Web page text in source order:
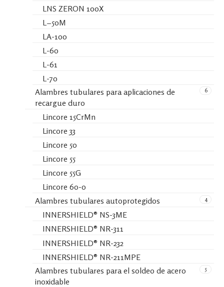
LNS ZERON 100X
L−50M
LA-100
L-60
L-61
L-70
6
Alambres tubulares para aplicaciones de
recargue duro
Lincore 15CrMn
Lincore 33
Lincore 50
Lincore 55
Lincore 55G
Lincore 60-0
4
Alambres tubulares autoprotegidos
INNERSHIELD® NS-3ME
INNERSHIELD® NR-311
INNERSHIELD® NR-232
INNERSHIELD® NR-211MPE
5
Alambres tubulares para el soldeo de acero
inoxidable